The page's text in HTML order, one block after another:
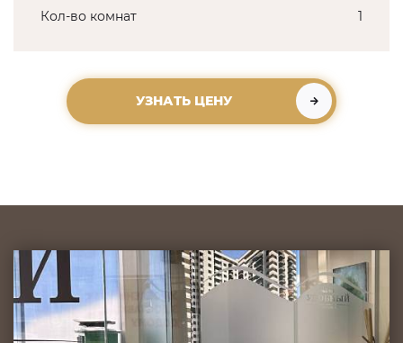
Кол-во комнат 1
УЗНАТЬ ЦЕНУ